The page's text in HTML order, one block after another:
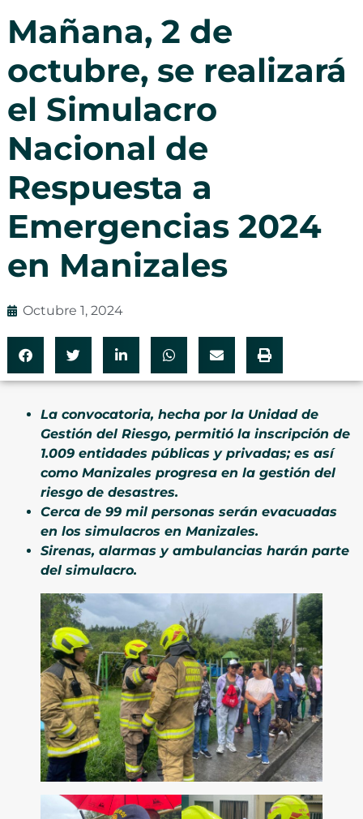
Mañana, 2 de
octubre, se realizará
el Simulacro
Nacional de
Respuesta a
Emergencias 2024
en Manizales
Octubre 1, 2024
La convocatoria, hecha por la Unidad de
Gestión del Riesgo, permitió la inscripción de
1.009 entidades públicas y privadas; es así
como Manizales progresa en la gestión del
riesgo de desastres.
Cerca de 99 mil personas serán evacuadas
en los simulacros en Manizales.
Sirenas, alarmas y ambulancias harán parte
del simulacro.